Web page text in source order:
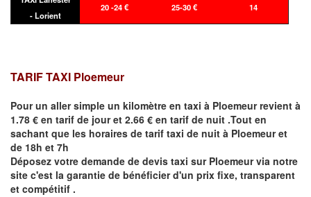
- Lorient
20 -24 € 25-30 € 14
TARIF TAXI Ploemeur
Pour un aller simple un kilomètre en taxi à Ploemeur revient à
1.78 € en tarif de jour et 2.66 € en tarif de nuit .Tout en
sachant que les horaires de tarif taxi de nuit à Ploemeuret
de 18h et 7h
Déposez votre demande de devis taxi sur Ploemeurvia notre
site c'est la garantie de bénéficier d'un prix fixe, transparent
et compétitif .